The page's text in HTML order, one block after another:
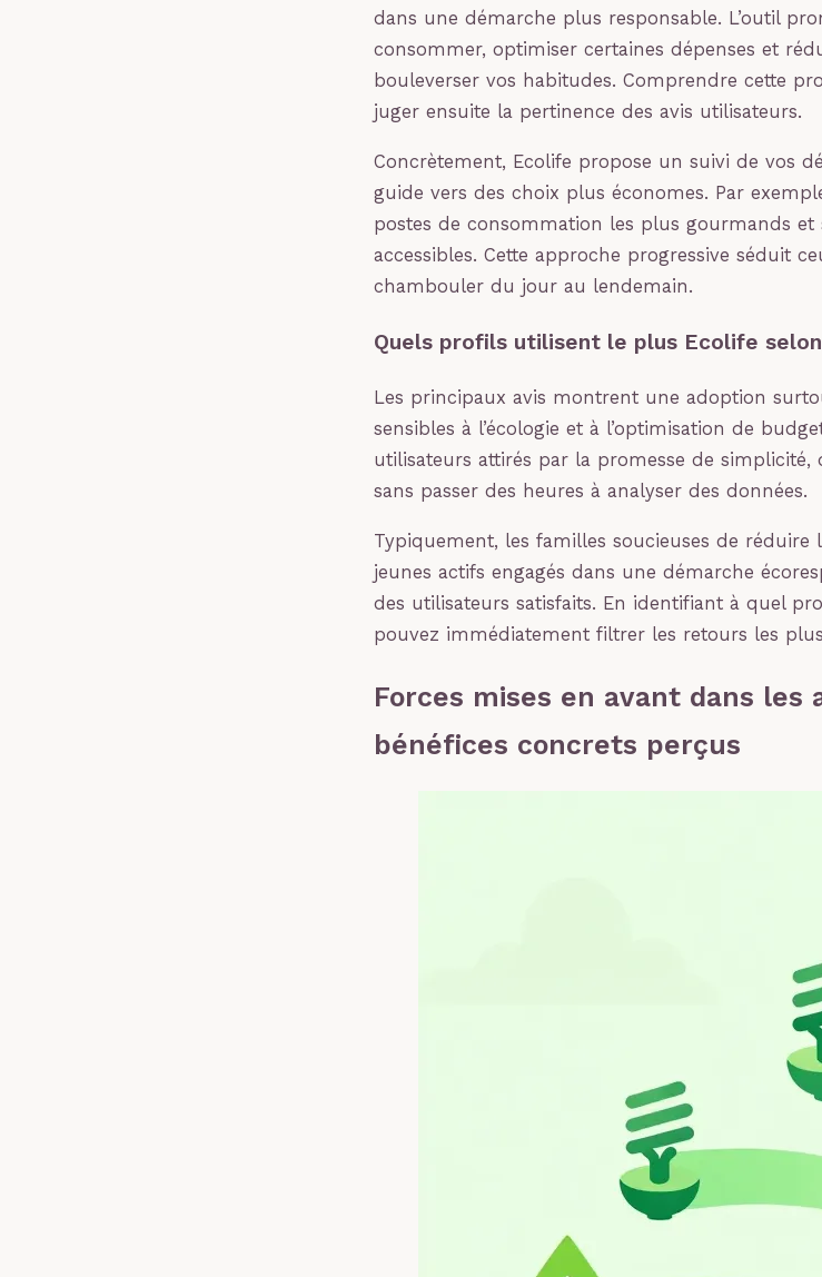
dans une démarche plus responsable. L’outil
consommer, optimiser certaines dépenses et
bouleverser vos habitudes. Comprendre cette
juger ensuite la pertinence des avis utilisateurs.
Concrètement, Ecolife propose un suivi de vos
guide vers des choix plus économes. Par
postes de consommation les plus gourmands et
accessibles. Cette approche progressive séduit
chambouler du jour au lendemain.
Quels profils utilisent le plus Ecolife
Les principaux avis montrent une adoption
sensibles à l’écologie et à l’optimisation de
utilisateurs attirés par la promesse de
sans passer des heures à analyser des données.
Typiquement, les familles soucieuses de réduire
jeunes actifs engagés dans une démarche
des utilisateurs satisfaits. En identifiant à quel
pouvez immédiatement filtrer les retours les
Forces mises en avant dans les
bénéfices concrets perçus